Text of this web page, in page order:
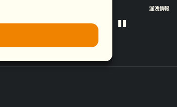
漏洩情報​
"